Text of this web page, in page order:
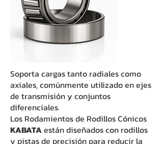
Soporta cargas tanto radiales como
axiales, comúnmente utilizado en ejes
de transmisión y conjuntos
diferenciales.
Los Rodamientos de Rodillos Cónicos
KABATAestán diseñados con rodillos
y pistas de precisión para reducir la